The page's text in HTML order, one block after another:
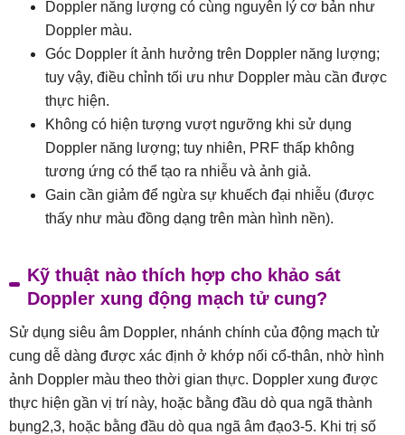
Doppler năng lượng có cùng nguyên lý cơ bản như
Doppler màu.
Góc Doppler ít ảnh hưởng trên Doppler năng lượng;
tuy vậy, điều chỉnh tối ưu như Doppler màu cần được
thực hiện.
Không có hiện tượng vượt ngưỡng khi sử dụng
Doppler năng lượng; tuy nhiên, PRF thấp không
tương ứng có thể tạo ra nhiễu và ảnh giả.
Gain cần giảm để ngừa sự khuếch đại nhiễu (được
thấy như màu đồng dạng trên màn hình nền).
Kỹ thuật nào thích hợp cho khảo sát
Doppler xung động mạch tử cung?
Sử dụng siêu âm Doppler, nhánh chính của động mạch tử
cung dễ dàng được xác định ở khớp nối cổ-thân, nhờ hình
ảnh Doppler màu theo thời gian thực. Doppler xung được
thực hiện gần vị trí này, hoặc bằng đầu dò qua ngã thành
bụng2,3, hoặc bằng đầu dò qua ngã âm đạo3-5. Khi trị số